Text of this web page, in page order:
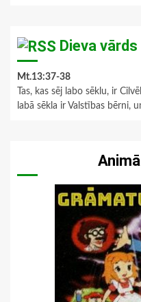
Dieva
Mt.13:37-38
Tas, kas sēj labo sēklu, ir
labā sēkla ir Valstības bērni,